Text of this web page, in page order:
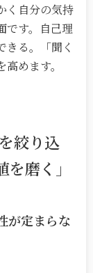
く自分の気持
です。自己理
きる。
「聞く
めます。
絞り込
磨く」
が定まらな